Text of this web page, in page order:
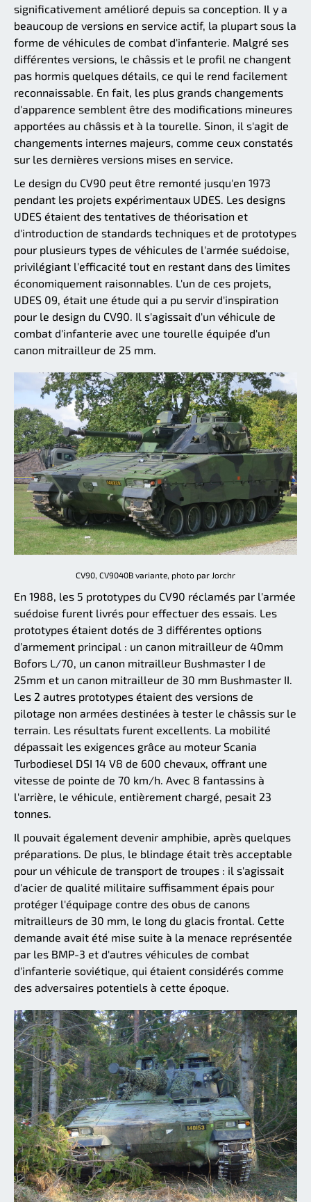
significativement amélioré depuis sa conception. Il y a
beaucoup de versions en service actif, la plupart sous la
forme de véhicules de combat d'infanterie. Malgré ses
différentes versions, le châssis et le profil ne changent
pas hormis quelques détails, ce qui le rend facilement
reconnaissable. En fait, les plus grands changements
d'apparence semblent être des modifications mineures
apportées au châssis et à la tourelle. Sinon, il s'agit de
changements internes majeurs, comme ceux constatés
sur les dernières versions mises en service.
Le design du CV90 peut être remonté jusqu'en 1973
pendant les projets expérimentaux UDES. Les designs
UDES étaient des tentatives de théorisation et
d'introduction de standards techniques et de prototypes
pour plusieurs types de véhicules de l'armée suédoise,
privilégiant l'efficacité tout en restant dans des limites
économiquement raisonnables. L'un de ces projets,
UDES 09, était une étude qui a pu servir d'inspiration
pour le design du CV90. Il s'agissait d'un véhicule de
combat d'infanterie avec une tourelle équipée d'un
canon mitrailleur de 25 mm.
CV90, CV9040B variante, photo par Jorchr
En 1988, les 5 prototypes du CV90 réclamés par l'armée
suédoise furent livrés pour effectuer des essais. Les
prototypes étaient dotés de 3 différentes options
d'armement principal : un canon mitrailleur de 40mm
Bofors L/70, un canon mitrailleur Bushmaster I de
25mm et un canon mitrailleur de 30 mm Bushmaster II.
Les 2 autres prototypes étaient des versions de
pilotage non armées destinées à tester le châssis sur le
terrain. Les résultats furent excellents. La mobilité
dépassait les exigences grâce au moteur Scania
Turbodiesel DSI 14 V8 de 600 chevaux, offrant une
vitesse de pointe de 70 km/h. Avec 8 fantassins à
l'arrière, le véhicule, entièrement chargé, pesait 23
tonnes.
Il pouvait également devenir amphibie, après quelques
préparations. De plus, le blindage était très acceptable
pour un véhicule de transport de troupes : il s'agissait
d'acier de qualité militaire suffisamment épais pour
protéger l'équipage contre des obus de canons
mitrailleurs de 30 mm, le long du glacis frontal. Cette
demande avait été mise suite à la menace représentée
par les BMP-3 et d'autres véhicules de combat
d'infanterie soviétique, qui étaient considérés comme
des adversaires potentiels à cette époque.